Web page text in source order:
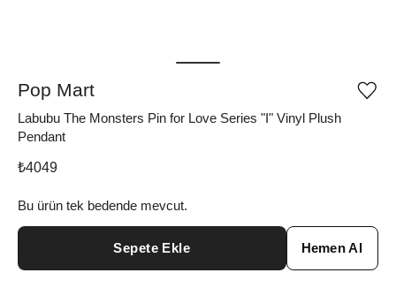
Pop Mart
Labubu The Monsters Pin for Love Series "I" Vinyl Plush
Pendant
₺4049
Bu ürün tek bedende mevcut.
Sepete Ekle Hemen Al